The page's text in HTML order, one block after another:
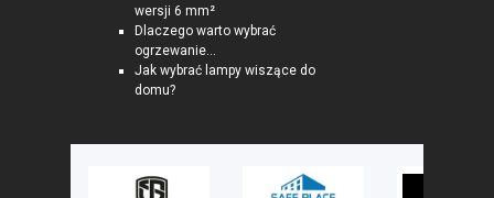
wersji 6 mm²
Dlaczego warto wybrać
ogrzewanie...
Jak wybrać lampy wiszące do
domu?